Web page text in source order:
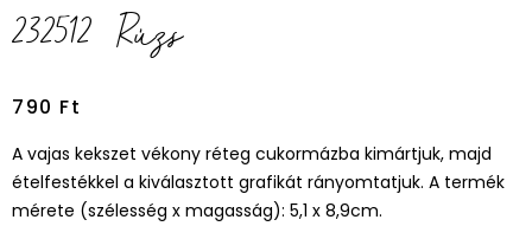
232512 Rúzs
790 Ft
A vajas kekszet vékony réteg cukormázba kimártjuk, majd
ételfestékkel a kiválasztott grafikát rányomtatjuk. A termék
mérete (szélesség x magasság): 5,1 x 8,9cm.